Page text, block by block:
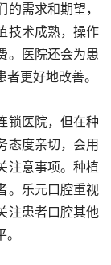
需求和期望，
技术成熟，操作
。医院还会为患
更好地改善。
锁医院，但在种
态度亲切，会用
注意事项。种植
。乐元口腔重视
注患者口腔其他